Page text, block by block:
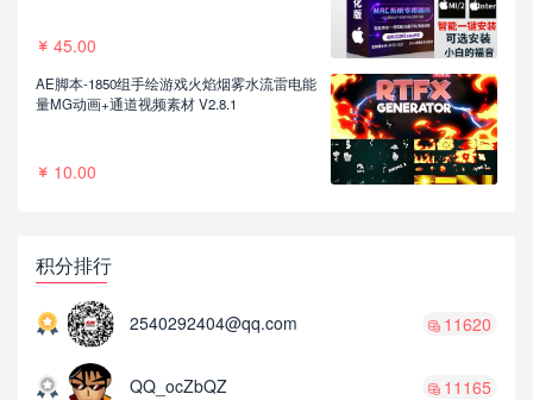
45.00
AE脚本-1850组手绘游戏火焰烟雾水流雷电能
量MG动画+通道视频素材 V2.8.1
10.00
积分排行
2540292404@qq.com 11620
QQ_ocZbQZ 11165